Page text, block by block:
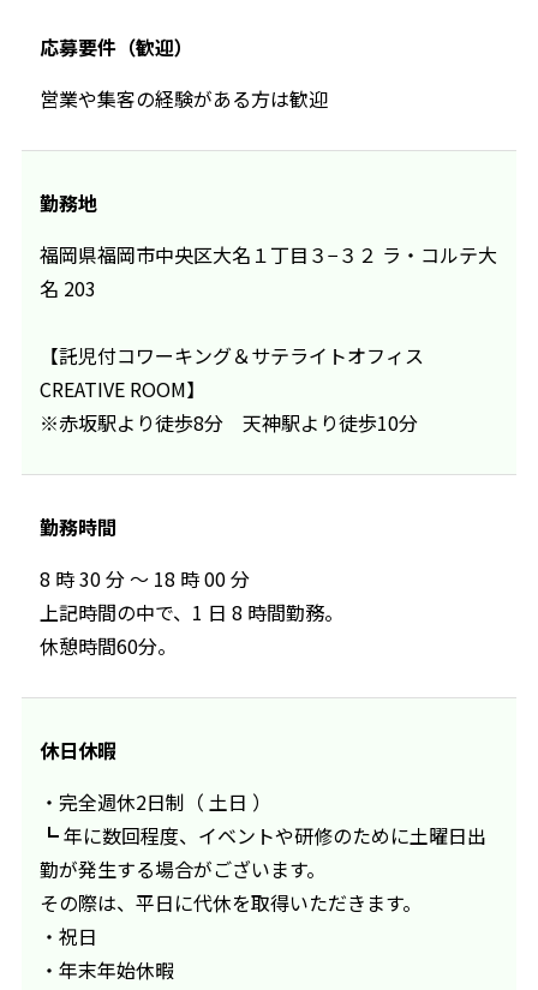
応募要件（歓迎）
営業や集客の経験がある方は歓迎
勤務地
福岡県福岡市中央区大名１丁目３−３２ ラ・コルテ大
名 203
【託児付コワーキング＆サテライトオフィス
CREATIVE ROOM】
※赤坂駅より徒歩8分 天神駅より徒歩10分
勤務時間
8 時 30 分 〜 18 時 00 分
上記時間の中で、1 日 8 時間勤務。
休憩時間60分。
休日休暇
・完全週休2日制（ 土日 ）
┗ 年に数回程度、イベントや研修のために土曜日出
勤が発生する場合がございます。
その際は、平日に代休を取得いただきます。
・祝日
・年末年始休暇